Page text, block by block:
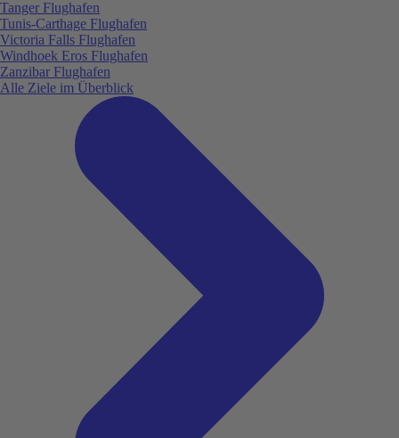
Tanger Flughafen
Tunis-Carthage Flughafen
Victoria Falls Flughafen
Windhoek Eros Flughafen
Zanzibar Flughafen
Alle Ziele im Überblick